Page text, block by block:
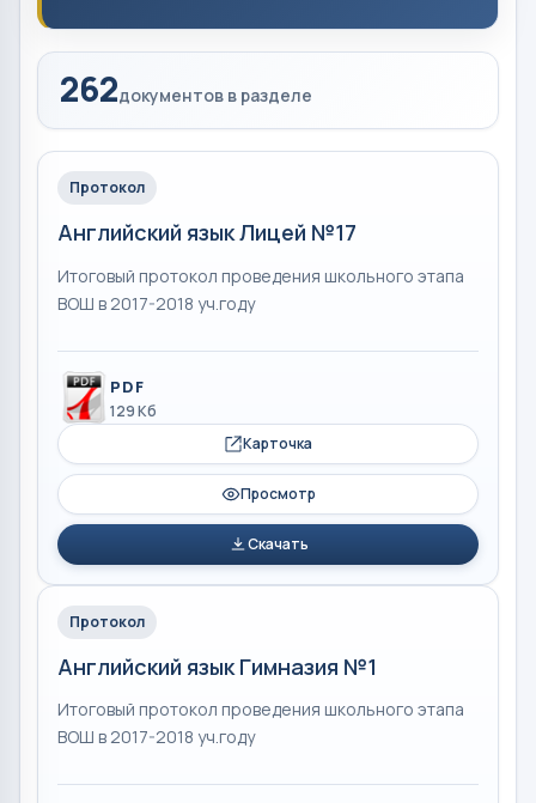
262документов в разделе
Протокол
Английский язык Лицей №17
Итоговый протокол проведения школьного этапа
ВОШ в 2017-2018 уч.году
PDF
129 Кб
Карточка
Просмотр
Скачать
Протокол
Английский язык Гимназия №1
Итоговый протокол проведения школьного этапа
ВОШ в 2017-2018 уч.году